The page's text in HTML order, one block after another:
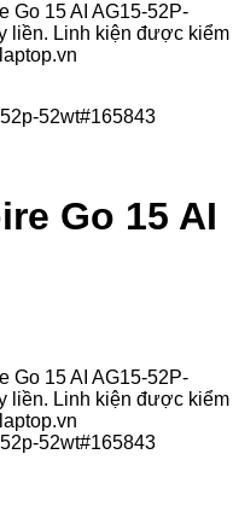
Go 15 AI AG15-52P-
liền. Linh kiện được kiểm
Go 15 AI
Go 15 AI AG15-52P-
liền. Linh kiện được kiểm